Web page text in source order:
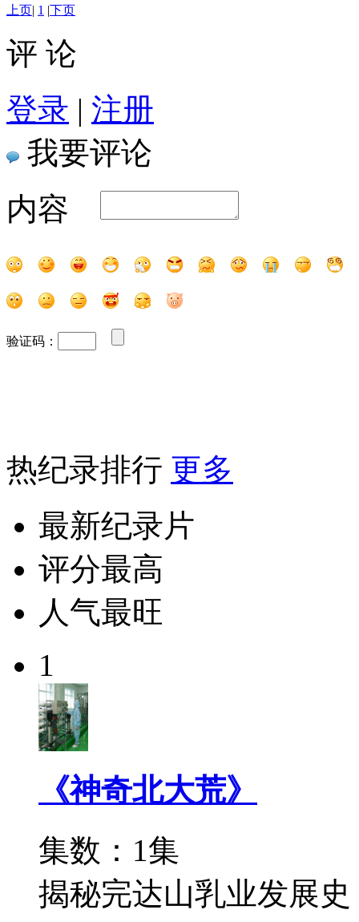
上页| 1 |下页
评 论
登录 | 注册
我要评论
内容
验证码：
热纪录排行 更多
最新纪录片
评分最高
人气最旺
1
《神奇北大荒》
集数：1集
揭秘完达山乳业发展史